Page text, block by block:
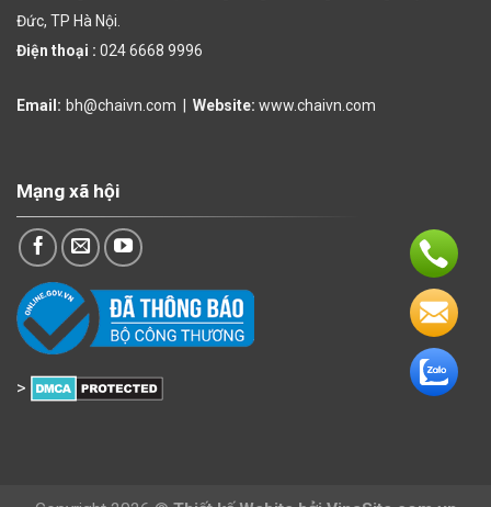
Đức, TP Hà Nội.
Điện thoại : 024 6668 9996
Email: bh@chaivn.com | Website: www.chaivn.com
Mạng xã hội
>